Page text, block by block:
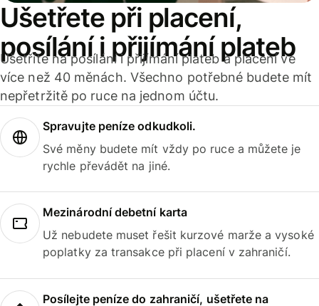
Ušetřete při placení,
posílání i přijímání plateb
Ušetříte na posílání i přijímání plateb a placení ve
více než 40 měnách. Všechno potřebné budete mít
nepřetržitě po ruce na jednom účtu.
Spravujte peníze odkudkoli.
Své měny budete mít vždy po ruce a můžete je
rychle převádět na jiné.
Mezinárodní debetní karta
Už nebudete muset řešit kurzové marže a vysoké
poplatky za transakce při placení v zahraničí.
Posílejte peníze do zahraničí, ušetřete na